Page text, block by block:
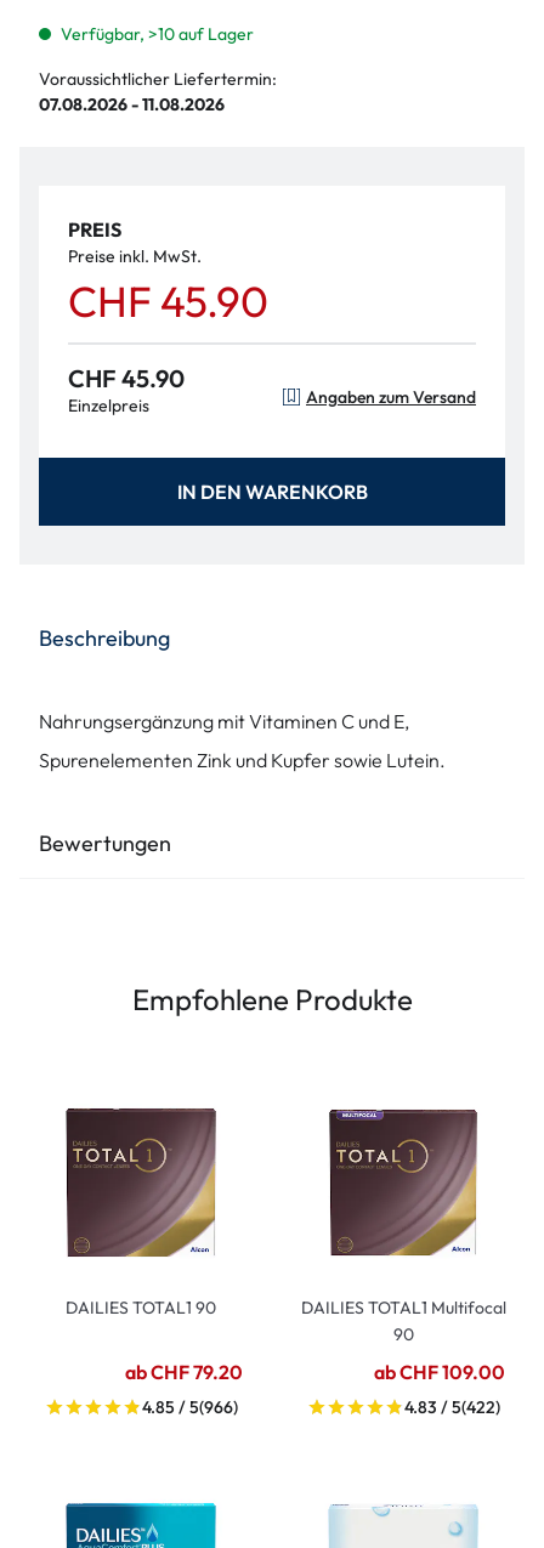
Verfügbar, >10 auf Lager
Voraussichtlicher Liefertermin:
07.08.2026 - 11.08.2026
PREIS
Preise inkl. MwSt.
CHF 45.90
CHF 45.90
Einzelpreis Angaben zum Versand
IN DEN WARENKORB
Beschreibung
Nahrungsergänzung mit Vitaminen C und E,
Spurenelementen Zink und Kupfer sowie Lutein.
Bewertungen
Empfohlene Produkte
DAILIES TOTAL1 90
ab CHF 79.20
4.85 / 5(966)
DAILIES TOTAL1 Multifocal
90
ab CHF 109.00
4.83 / 5(422)